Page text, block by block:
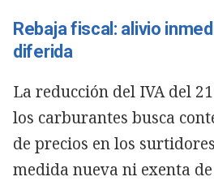
Rebaja fiscal: alivio
diferida
La reducción del IVA del
los carburantes busca
de precios en los
medida nueva ni exenta